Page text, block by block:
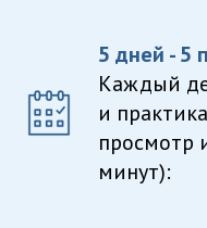
5 дней - 5
Каждый
и
просмотр
минут):